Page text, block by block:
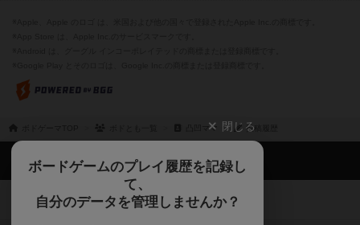
凸凹ママ 投稿履歴
閉じる
ボードゲームのプレイ履歴を記録し
て、
自分のデータを管理しませんか？
ボドゲーマTOP
ボードゲームを検索する